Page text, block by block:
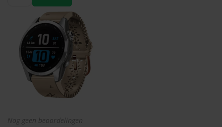
Nog geen beoordelingen